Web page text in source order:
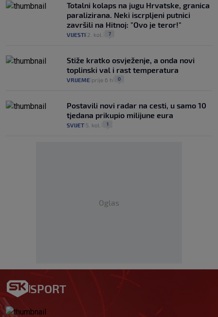
Totalni kolaps na jugu Hrvatske, granica
paralizirana. Neki iscrpljeni putnici
završili na Hitnoj: "Ovo je teror!"
VIJESTI 2. kol. 7
Stiže kratko osvježenje, a onda novi
toplinski val i rast temperatura
VRIJEME prije 6 h 0
Postavili novi radar na cesti, u samo 10
tjedana prikupio milijune eura
SVIJET 5. kol. 1
Oglas
SPORT